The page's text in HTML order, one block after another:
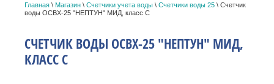
Главная \ Магазин \ Счетчики учета воды \ Счетчики воды 25 \ Счетчик
воды ОСВХ-25 "НЕПТУН" МИД, класс С
СЧЕТЧИК ВОДЫ ОСВХ-25 "НЕПТУН" МИД,
КЛАСС С